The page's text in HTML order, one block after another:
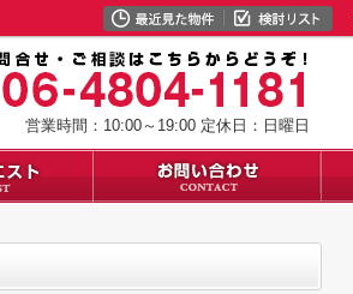
営業時間：10:00～19:00 定休日：日曜日